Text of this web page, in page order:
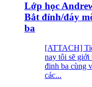
Lớp học
Bắt đỉnh/đáy
ba
[ATTACH]
nay tôi sẽ giới
đinh ba cùng
các...